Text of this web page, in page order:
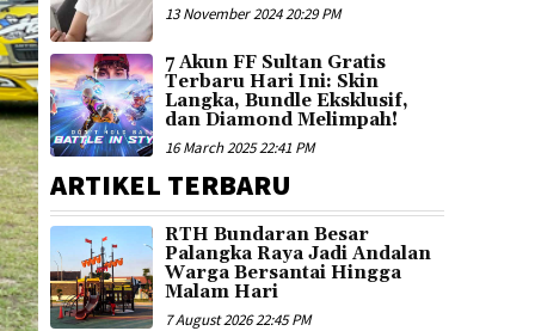
13 November 2024 20:29 PM
7 Akun FF Sultan Gratis
Terbaru Hari Ini: Skin
Langka, Bundle Eksklusif,
dan Diamond Melimpah!
16 March 2025 22:41 PM
ARTIKEL TERBARU
RTH Bundaran Besar
Palangka Raya Jadi Andalan
Warga Bersantai Hingga
Malam Hari
7 August 2026 22:45 PM